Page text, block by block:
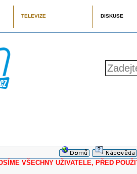
TELEVIZE DISKUSE
UŽIVATELE, PŘED